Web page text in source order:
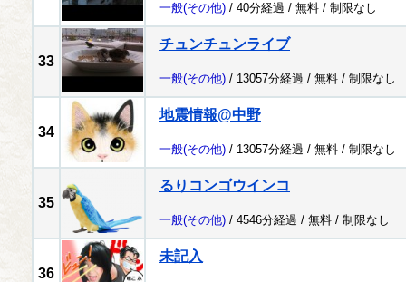
一般(その他) / 40分経過 / 無料 / 制限なし
33
チュンチュンライブ
一般(その他) / 13057分経過 / 無料 / 制限なし
34
地震情報@中野
一般(その他) / 13057分経過 / 無料 / 制限なし
35
るりコンゴウインコ
一般(その他) / 4546分経過 / 無料 / 制限なし
36
未記入